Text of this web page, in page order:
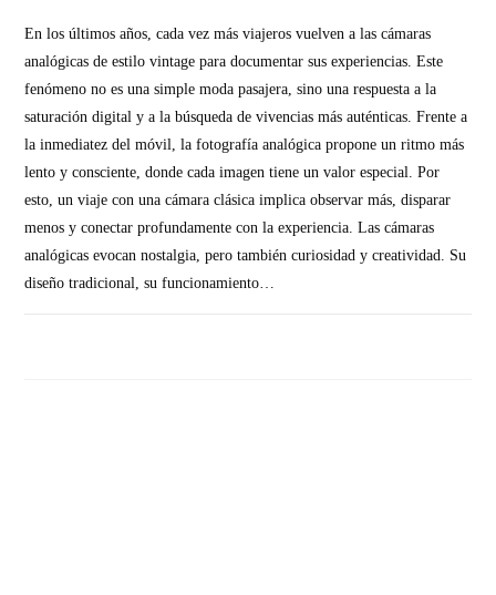
En los últimos años, cada vez más viajeros vuelven a las cámaras
analógicas de estilo vintage para documentar sus experiencias. Este
fenómeno no es una simple moda pasajera, sino una respuesta a la
saturación digital y a la búsqueda de vivencias más auténticas. Frente a
la inmediatez del móvil, la fotografía analógica propone un ritmo más
lento y consciente, donde cada imagen tiene un valor especial. Por
esto, un viaje con una cámara clásica implica observar más, disparar
menos y conectar profundamente con la experiencia. Las cámaras
analógicas evocan nostalgia, pero también curiosidad y creatividad. Su
diseño tradicional, su funcionamiento…